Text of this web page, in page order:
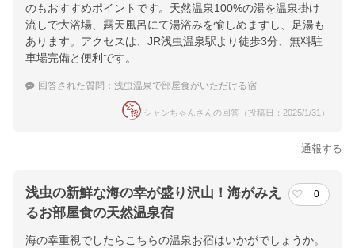
のもおすすめポイントです。天然温泉100%の湯を温泉掛け
流しで大浴場、露天風呂にて湯浴みを愉しめますし、足湯も
あります。アクセスは、JR浅虫温泉駅より徒歩3分、無料駐
車場完備と便利です。
回答された質問： 浅虫温泉で部屋食がいただける宿
シャンちゃんさんの回答（投稿日：2025/1/31）
通報する
浅虫の新鮮な海の幸が盛り沢山！海がみえ
るお部屋食の天然温泉宿
0
海の幸重視でしたらこちらの温泉お宿はいかがでしょうか。